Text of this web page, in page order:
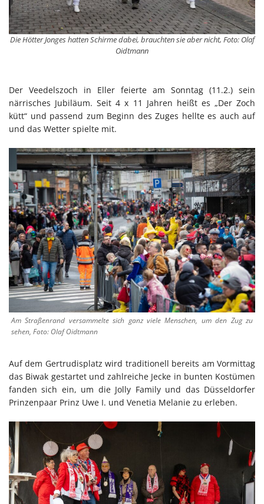
Die Hötter Jonges hatten Schirme dabei, brauchten sie aber nicht, Foto: Olaf
Oidtmann
Der Veedelszoch in Eller feierte am Sonntag (11.2.) sein
närrisches Jubiläum. Seit 4 x 11 Jahren heißt es „Der Zoch
kütt“ und passend zum Beginn des Zuges hellte es auch auf
und das Wetter spielte mit.
Am Straßenrand versammelte sich ganz viele Menschen, um den Zug zu
sehen, Foto: Olaf Oidtmann
Auf dem Gertrudisplatz wird traditionell bereits am Vormittag
das Biwak gestartet und zahlreiche Jecke in bunten Kostümen
fanden sich ein, um die Jolly Family und das Düsseldorfer
Prinzenpaar Prinz Uwe I. und Venetia Melanie zu erleben.